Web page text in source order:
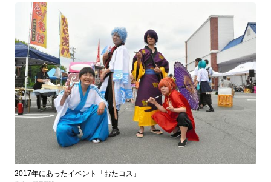
2017年にあったイベント「おたコス」